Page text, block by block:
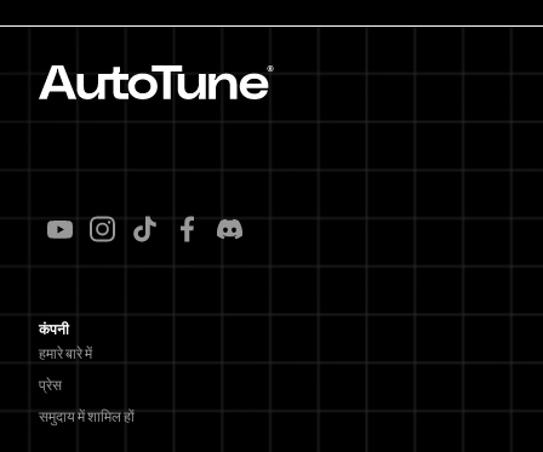
कंपनी
हमारे बारे में
प्रेस
समुदाय में शामिल हों